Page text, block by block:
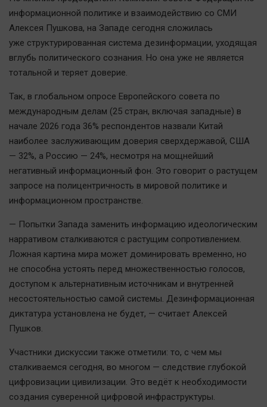
информационной политике и взаимодействию со СМИ
Алексея Пушкова, на Западе сегодня сложилась
уже структурированная система дезинформации, уходящая
вглубь политического сознания. Но она уже не является
тотальной и теряет доверие.
Так, в глобальном опросе Европейского совета по
международным делам (25 стран, включая западные) в
начале 2026 года 36% респондентов назвали Китай
наиболее заслуживающим доверия сверхдержавой, США
— 32%, а Россию — 24%, несмотря на мощнейший
негативный информационный фон. Это говорит о растущем
запросе на полицентричность в мировой политике и
информационном пространстве.
— Попытки Запада заменить информацию идеологическим
нарративом сталкиваются с растущим сопротивлением.
Ложная картина мира может доминировать временно, но
не способна устоять перед множественностью голосов,
доступом к альтернативным источникам и внутренней
несостоятельностью самой системы. Дезинформационная
диктатура установлена не будет, — считает Алексей
Пушков.
Участники дискуссии также отметили: то, с чем мы
сталкиваемся сегодня, во многом — следствие глубокой
цифровизации цивилизации. Это ведёт к необходимости
создания суверенной цифровой инфраструктуры.